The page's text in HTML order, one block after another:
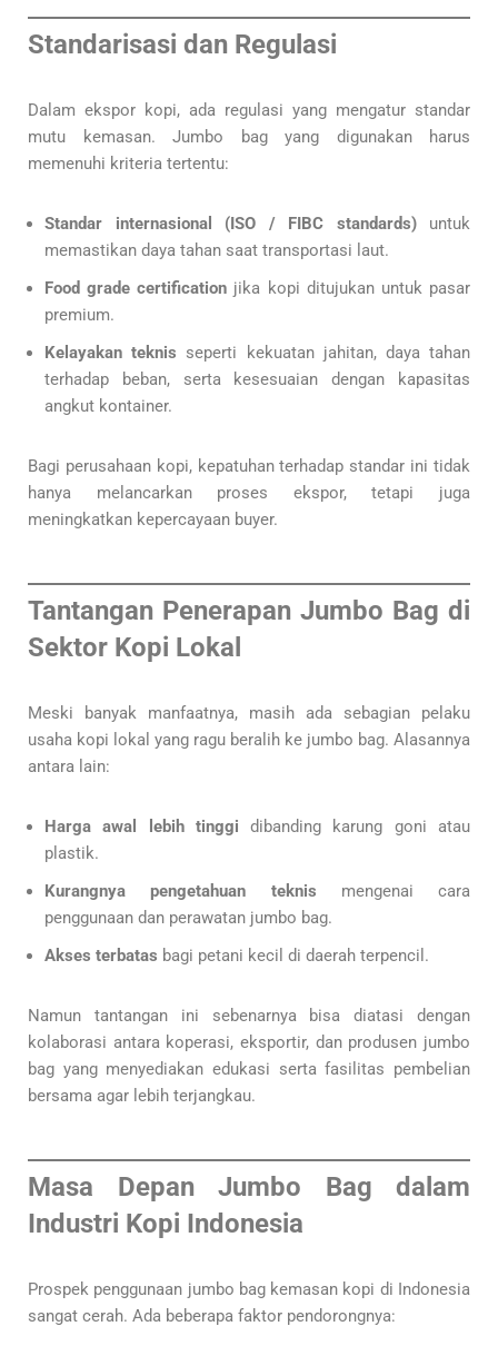
Standarisasi dan Regulasi
Dalam ekspor kopi, ada regulasi yang mengatur standar
mutu kemasan. Jumbo bag yang digunakan harus
memenuhi kriteria tertentu:
Standar internasional (ISO / FIBC standards)untuk
memastikan daya tahan saat transportasi laut.
Food grade certification jika kopi ditujukan untuk pasar
premium.
Kelayakan teknis seperti kekuatan jahitan, daya tahan
terhadap beban, serta kesesuaian dengan kapasitas
angkut kontainer.
Bagi perusahaan kopi, kepatuhan terhadap standar ini tidak
hanya melancarkan proses ekspor, tetapi juga
meningkatkan kepercayaan buyer.
Tantangan Penerapan Jumbo Bag di
Sektor Kopi Lokal
Meski banyak manfaatnya, masih ada sebagian pelaku
usaha kopi lokal yang ragu beralih ke jumbo bag. Alasannya
antara lain:
Harga awal lebih tinggi dibanding karung goni atau
plastik.
Kurangnya pengetahuan teknis mengenai cara
penggunaan dan perawatan jumbo bag.
Akses terbatas bagi petani kecil di daerah terpencil.
Namun tantangan ini sebenarnya bisa diatasi dengan
kolaborasi antara koperasi, eksportir, dan produsen jumbo
bag yang menyediakan edukasi serta fasilitas pembelian
bersama agar lebih terjangkau.
Masa Depan Jumbo Bag dalam
Industri Kopi Indonesia
Prospek penggunaan jumbo bag kemasan kopi di Indonesia
sangat cerah. Ada beberapa faktor pendorongnya: